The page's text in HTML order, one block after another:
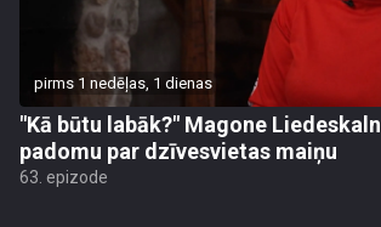
pirms 1 nedēļas, 1 dienas
"Kā būtu labāk?" Magone
padomu par dzīvesvietas maiņu
63. epizode